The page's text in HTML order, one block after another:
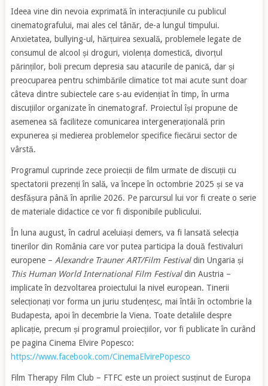
Ideea vine din nevoia exprimată în interacțiunile cu publicul
cinematografului, mai ales cel tânăr, de-a lungul timpului.
Anxietatea, bullying-ul, hărțuirea sexuală, problemele legate de
consumul de alcool și droguri, violența domestică, divorțul
părinților, boli precum depresia sau atacurile de panică, dar și
preocuparea pentru schimbările climatice tot mai acute sunt doar
câteva dintre subiectele care s-au evidențiat în timp, în urma
discuțiilor organizate în cinematograf. Proiectul își propune de
asemenea să faciliteze comunicarea intergenerațională prin
expunerea și medierea problemelor specifice fiecărui sector de
vârstă.
Programul cuprinde zece proiecții de film urmate de discuții cu
spectatorii prezenți în sală, va începe în octombrie 2025 și se va
desfășura până în aprilie 2026. Pe parcursul lui vor fi create o serie
de materiale didactice ce vor fi disponibile publicului.
În luna august, în cadrul aceluiași demers, va fi lansată selecția
tinerilor din România care vor putea participa la două festivaluri
europene – Alexandre Trauner ART/Film Festivaldin Ungaria și
This Human World International Film Festivaldin Austria –
implicate în dezvoltarea proiectului la nivel european. Tinerii
selecționați vor forma un juriu studențesc, mai întâi în octombrie la
Budapesta, apoi în decembrie la Viena. Toate detaliile despre
aplicație, precum și programul proiecțiilor, vor fi publicate în curând
pe pagina Cinema Elvire Popesco:
https://www.facebook.com/CinemaElvirePopesco
Film Therapy Film Club – FTFC este un proiect susținut de Europa